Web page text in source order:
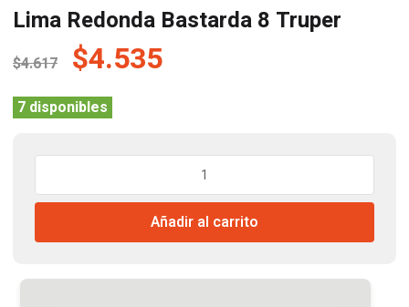
Lima Redonda Bastarda 8 Truper
$4.617 El
precio
original
era:
$4.535El
es:
$4.535.
7 disponibles
Bastarda
Truper
Añadir al carrito